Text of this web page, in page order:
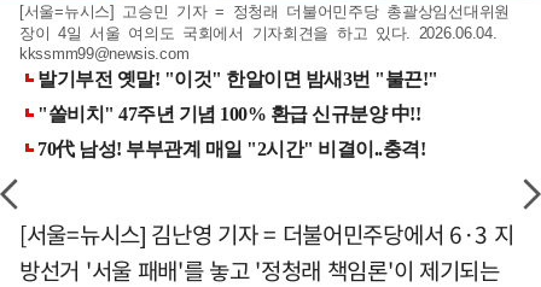
[서울=뉴시스] 고승민 기자 = 정청래 더불어민주당 총괄상임선대위원
장이 4일 서울 여의도 국회에서 기자회견을 하고 있다. 2026.06.04.
kkssmm99@newsis.com
[서울=뉴시스] 김난영 기자 = 더불어민주당에서 6·3 지
방선거 '서울 패배'를 놓고 '정청래 책임론'이 제기되는